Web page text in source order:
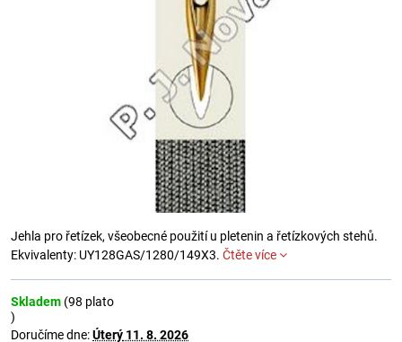
Jehla pro řetízek, všeobecné použití u pletenin a řetízkových stehů.
Ekvivalenty: UY128GAS/1280/149X3. Čtěte více
Skladem (98 plato
)
Doručíme dne:Úterý 11. 8. 2026